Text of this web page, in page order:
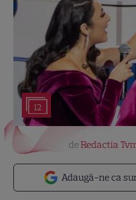
12
Adaugă-ne ca
deRedactia